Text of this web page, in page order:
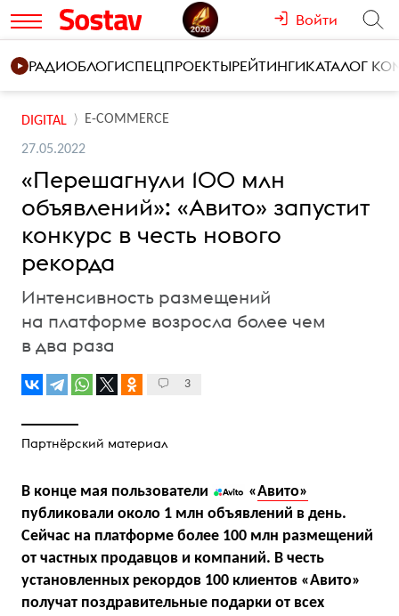
Войти
РАДИОБЛОГИСПЕЦПРОЕКТЫРЕЙТИНГИКАТАЛОГ
DIGITAL E-COMMERCE
27.05.2022
«Перешагнули 100 млн
объявлений»: «Авито» запустит
конкурс в честь нового
рекорда
Интенсивность размещений
на платформе возросла более чем
в два раза
3
Партнёрский материал
В конце мая пользователи «Авито»
публиковали около 1 млн объявлений в день.
Сейчас на платформе более 100 млн размещений
от частных продавцов и компаний. В честь
установленных рекордов 100 клиентов «Авито»
получат поздравительные подарки от всех